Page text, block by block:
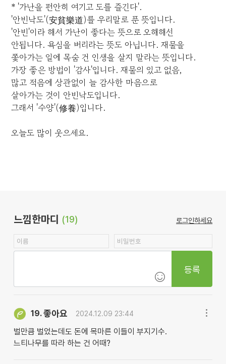
* '가난을 편안히 여기고 도를 즐긴다'.
'안빈낙도'(安貧樂道)를 우리말로 푼 뜻입니다.
'안빈'이라 해서 가난이 좋다는 뜻으로 오해해선
안됩니다. 욕심을 버리라는 뜻도 아닙니다. 재물을
쫓아가는 일에 목숨 건 인생을 살지 말라는 뜻입니다.
가장 좋은 방법이 '감사'입니다. 재물의 있고 없음,
많고 적음에 상관없이 늘 감사한 마음으로
살아가는 것이 안빈낙도입니다.
그래서 '수양'(修養)입니다.
오늘도 많이 웃으세요.
느낌한마디 (19) 로그인하세요
등록
19.좋아요 2024.12.09 23:44
벌만큼 벌었는데도 돈에 목마른 이들이 부지기수.
느티나무를 따라 하는 건 어때?